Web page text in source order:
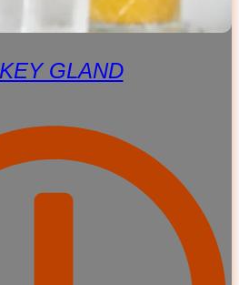
GLAND